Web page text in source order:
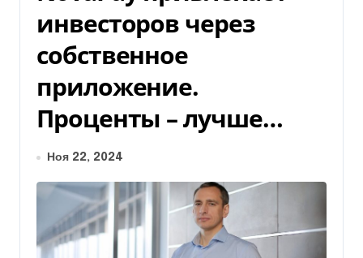
инвесторов через
собственное
приложение.
Проценты – лучше…
Ноя 22, 2024